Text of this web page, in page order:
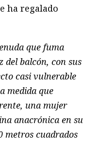
ha regalado
que fuma
balcón, con sus
casi vulnerable
medida que
una mujer
anacrónica en su
metros cuadrados